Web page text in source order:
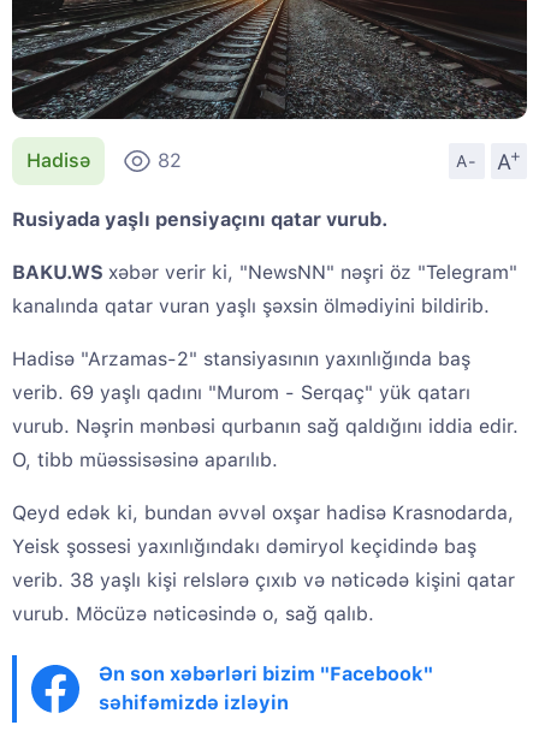
Hadisə 82 A- A
+
Rusiyada yaşlı pensiyaçını qatar vurub.
BAKU.WS xəbər verir ki, "NewsNN" nəşri öz "Telegram"
kanalında qatar vuran yaşlı şəxsin ölmədiyini bildirib.
Hadisə "Arzamas-2" stansiyasının yaxınlığında baş
verib. 69 yaşlı qadını "Murom - Serqaç" yük qatarı
vurub. Nəşrin mənbəsi qurbanın sağ qaldığını iddia edir.
O, tibb müəssisəsinə aparılıb.
Qeyd edək ki, bundan əvvəl oxşar hadisə Krasnodarda,
Yeisk şossesi yaxınlığındakı dəmiryol keçidində baş
verib. 38 yaşlı kişi relslərə çıxıb və nəticədə kişini qatar
vurub. Möcüzə nəticəsində o, sağ qalıb.
Ən son xəbərləri bizim "Facebook"
səhifəmizdə izləyin